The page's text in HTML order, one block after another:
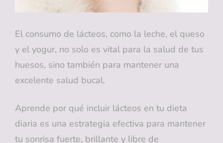
El consumo de lácteos, como la leche, el queso
y el yogur, no solo es vital para la salud de tus
huesos, sino también para mantener una
excelente salud bucal.
Aprende por qué incluir lácteos en tu dieta
diaria es una estrategia efectiva para mantener
tu sonrisa fuerte, brillante y libre de